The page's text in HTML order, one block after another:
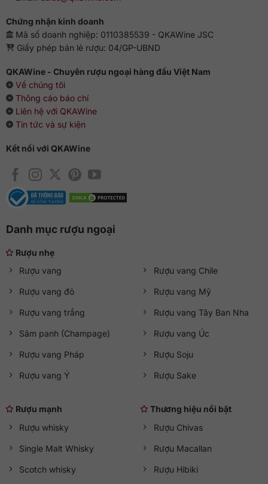
Chứng nhận kinh doanh
Mã số doanh nghiệp: 0110385539 - QKAWine JSC
Giấy phép bán lẻ rượu: 04/GP-UBND
QKAWine - Chuyên rượu ngoại hàng đầu Việt Nam
Về chúng tôi
Thông cáo báo chí
Liên hệ với QKAWine
Tin tức và sự kiện
Kết nối với QKAWine
Danh mục rượu ngoại
Rượu nhẹ
Rượu vang
Rượu vang đỏ
Rượu vang trắng
Sâm panh (Champage)
Rượu vang Pháp
Rượu vang Ý
Rượu vang Chile
Rượu vang Mỹ
Rượu vang Tây Ban Nha
Rượu vang Úc
Rượu Soju
Rượu Sake
Rượu mạnh
Rượu whisky
Single Malt Whisky
Scotch whisky
Thương hiệu nổi bật
Rượu Chivas
Rượu Macallan
Rượu Hibiki